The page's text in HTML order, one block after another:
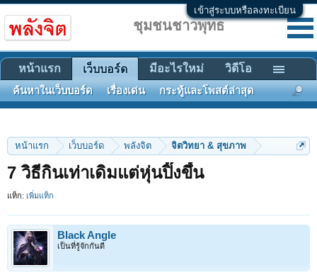
เข้าสู่ระบบหรือลงทะเบียน
หน้าแรก เว็บบอร์ด พลังจิต จิตวิทยา & สุขภาพ
7 วิธีกินเท่าเดิมแต่หุ่นปิ๊งขึ้น
แท็ก: เพิ่มแท็ก
Black Angle
เป็นที่รู้จักกันดี
ชุมชนชาวพุทธ
หน้าแรก เว็บบอร์ด
ค้นหาในเว็บบอร์ด เรื่องเด่น กระทู้และโพสต์ล่าสุด
มีอะไรใหม่ วิดีโอ